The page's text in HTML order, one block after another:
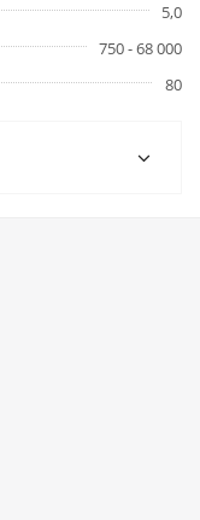
5,0
750 - 68 000
80